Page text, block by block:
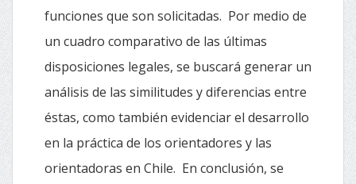
funciones que son solicitadas. Por medio de
un cuadro comparativo de las últimas
disposiciones legales, se buscará generar un
análisis de las similitudes y diferencias entre
éstas, como también evidenciar el desarrollo
en la práctica de los orientadores y las
orientadoras en Chile. En conclusión, se